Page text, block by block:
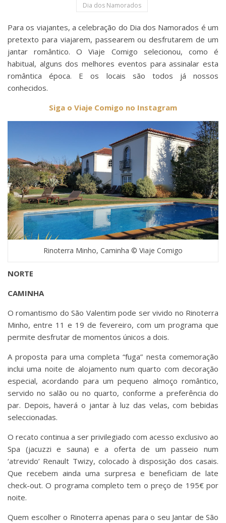
Dia dos Namorados
Para os viajantes, a celebração do Dia dos Namorados é um
pretexto para viajarem, passearem ou desfrutarem de um
jantar romântico. O Viaje Comigo selecionou, como é
habitual, alguns dos melhores eventos para assinalar esta
romântica época. E os locais são todos já nossos
conhecidos.
Siga o Viaje Comigo no Instagram
Rinoterra Minho, Caminha © Viaje Comigo
NORTE
CAMINHA
O romantismo do São Valentim pode ser vivido no Rinoterra
Minho, entre 11 e 19 de fevereiro, com um programa que
permite desfrutar de momentos únicos a dois.
A proposta para uma completa “fuga” nesta comemoração
inclui uma noite de alojamento num quarto com decoração
especial, acordando para um pequeno almoço romântico,
servido no salão ou no quarto, conforme a preferência do
par. Depois, haverá o jantar à luz das velas, com bebidas
seleccionadas.
O recato continua a ser privilegiado com acesso exclusivo ao
Spa (jacuzzi e sauna) e a oferta de um passeio num
‘atrevido’ Renault Twizy, colocado à disposição dos casais.
Que recebem ainda uma surpresa e beneficiam de late
check-out. O programa completo tem o preço de 195€ por
noite.
Quem escolher o Rinoterra apenas para o seu Jantar de São